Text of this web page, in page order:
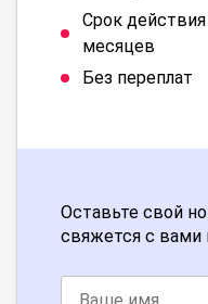
Срок действия
месяцев
Без переплат
Оставьте свой
свяжется с